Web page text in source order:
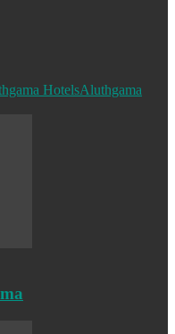
HotelsAluthgama